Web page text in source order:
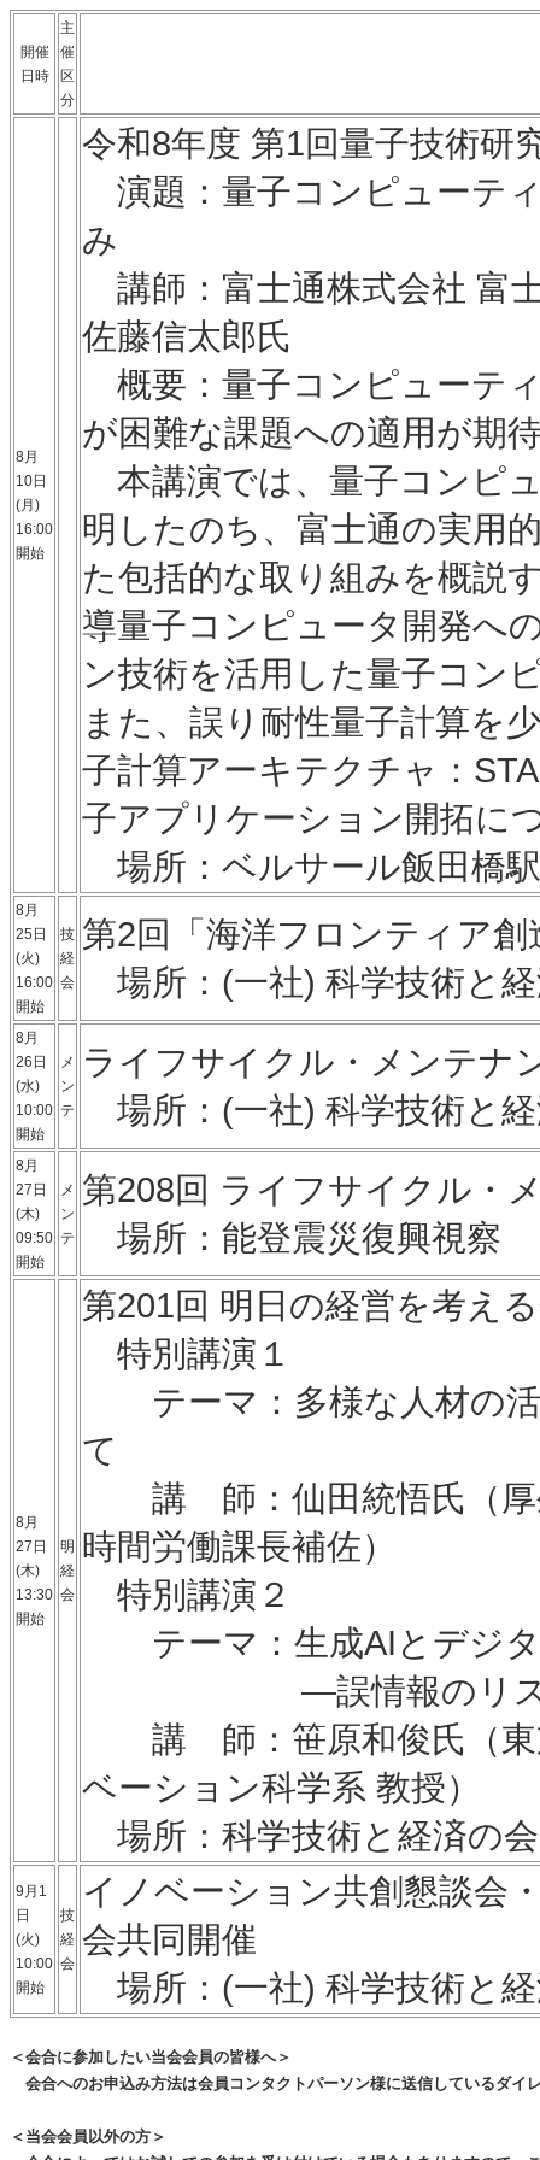
開催
日時
主
催
区
分
8月
10日
(月)
16:00
開始
令和8年度 第1回量子技術研
演題：量子コンピューテ
み
講師：富士通株式会社 富
佐藤信太郎氏
概要：量子コンピューテ
が困難な課題への適用が期
本講演では、量子コンピ
明したのち、富士通の実用
た包括的な取り組みを概説
導量子コンピュータ開発へ
ン技術を活用した量子コン
また、誤り耐性量子計算を
子計算アーキテクチャ：
子アプリケーション開拓に
場所：ベルサール飯田橋
8月
25日
(火)
16:00
開始
技
経
会
第2回「海洋フロンティア
場所：(一社) 科学技術と
8月
26日
(水)
10:00
開始
メ
ン
テ
ライフサイクル・メンテナ
場所：(一社) 科学技術と
8月
27日
(木)
09:50
開始
メ
ン
テ
第208回 ライフサイクル・
場所：能登震災復興視察
8月
27日
(木)
13:30
開始
明
経
会
第201回 明日の経営を考え
特別講演１
テーマ：多様な人材の活
て
講 師：仙田統悟氏（厚
時間労働課長補佐）
特別講演２
テーマ：生成AIとデジタ
―誤情報のリスクと
講 師：笹原和俊氏（東
ベーション科学系 教授）
場所：科学技術と経済の
9月1
日
(火)
10:00
開始
技
経
会
イノベーション共創懇談会
会共同開催
場所：(一社) 科学技術と
＜会合に参加したい当会会員の皆様へ＞
会合へのお申込み方法は会員コンタクトパーソン様に送信しているダイ
＜当会会員以外の方＞